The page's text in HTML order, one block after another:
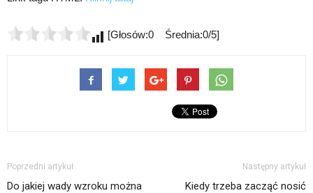
[Głosów:0 Średnia:0/5]
Poprzedni artykuł
Do jakiej wady wzroku można
Następny artykuł
Kiedy trzeba zacząć nosić